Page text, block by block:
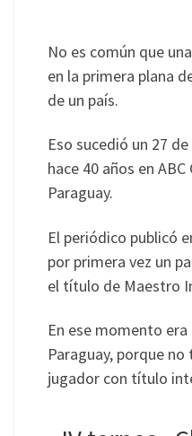
No es común que
en la primera plana
de un país.
Eso sucedió un 27
hace 40 años en
Paraguay.
El periódico publicó
por primera vez un
el título de Maestro
En ese momento
Paraguay, porque
jugador con título